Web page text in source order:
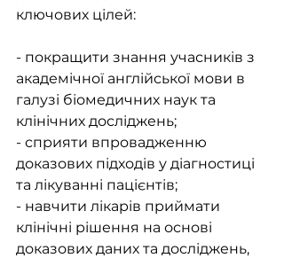
ключових цілей:
- покращити знання учасників з
академічної англійської мови в
галузі біомедичних наук та
клінічних досліджень;
- сприяти впровадженню
доказових підходів у діагностиці
та лікуванні пацієнтів;
- навчити лікарів приймати
клінічні рішення на основі
доказових даних та досліджень,